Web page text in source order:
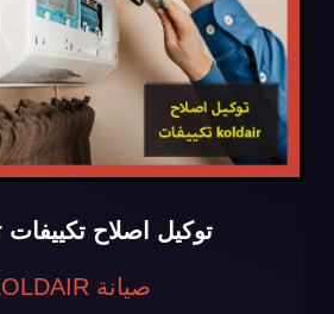
توكيل اصلاح تكييفات koldair
صيانة KOLDAIR